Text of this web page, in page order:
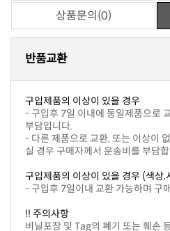
상품문의(0)
반품교환
구입제품의 이상이 있을 경우
부담입니다.
실 경우 구매자께서 운송비를 부담합
구입제품의 이상이 있을 경우 (색상
- 구입후 7일이내 교환 가능하며 구
!! 주의사항